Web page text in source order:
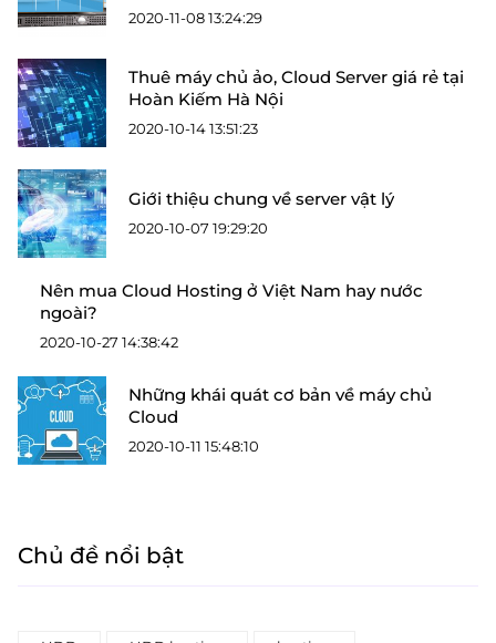
2020-11-08 13:24:29
Thuê máy chủ ảo, Cloud Server giá rẻ tại
Hoàn Kiếm Hà Nội
2020-10-14 13:51:23
Giới thiệu chung về server vật lý
2020-10-07 19:29:20
Nên mua Cloud Hosting ở Việt Nam hay nước
ngoài?
2020-10-27 14:38:42
Những khái quát cơ bản về máy chủ
Cloud
2020-10-11 15:48:10
Chủ đề nổi bật